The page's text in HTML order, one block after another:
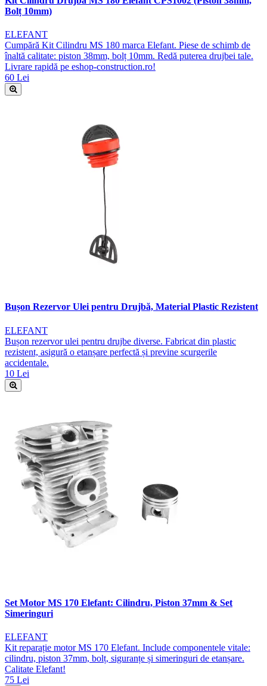
Bolț 10mm)
ELEFANT
Cumpără Kit Cilindru MS 180 marca Elefant. Piese de schimb de
înaltă calitate: piston 38mm, bolț 10mm. Redă puterea drujbei tale.
Livrare rapidă pe eshop-construction.ro!
60 Lei
Bușon Rezervor Ulei pentru Drujbă, Material Plastic Rezistent
ELEFANT
Bușon rezervor ulei pentru drujbe diverse. Fabricat din plastic
rezistent, asigură o etanșare perfectă și previne scurgerile
accidentale.
10 Lei
Set Motor MS 170 Elefant: Cilindru, Piston 37mm & Set
Simeringuri
ELEFANT
Kit reparație motor MS 170 Elefant. Include componentele vitale:
cilindru, piston 37mm, bolț, siguranțe și simeringuri de etanșare.
Calitate Elefant!
75 Lei